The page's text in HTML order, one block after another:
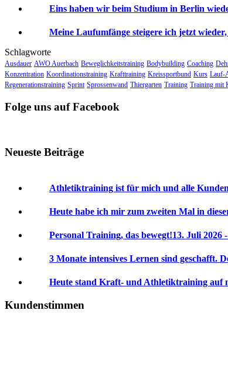
Eins haben wir beim Studium in Berlin
Meine Laufumfänge steigere ich jetzt
Schlagworte
Ausdauer AWO Auerbach Beweglichkeitstraining Bodybuilding Coaching
Konzentration Koordinationstraining Krafttraining Kreissportbund Kurs Lauf-
Regenerationstraining Sprint Sprossenwand Thiergarten Training Training mit
Folge uns auf Facebook
Neueste Beiträge
Athletiktraining ist für mich und alle
Heute habe ich mir zum zweiten Mal in
Personal Training, das bewegt!13. Juli 2026
3 Monate intensives Lernen sind
Heute stand Kraft- und Athletiktraining auf
Kundenstimmen